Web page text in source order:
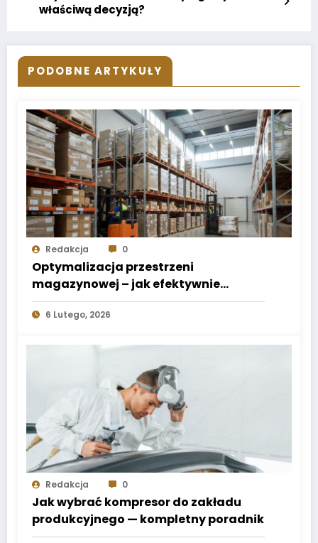
właściwą decyzją?
PODOBNE ARTYKUŁY
Redakcja 0
Optymalizacja przestrzeni
magazynowej – jak efektywnie
wykorzystać każdy metr
6 Lutego, 2026
Redakcja 0
Jak wybrać kompresor do zakładu
produkcyjnego — kompletny poradnik